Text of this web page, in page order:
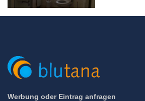
Werbung oder Eintrag anfragen